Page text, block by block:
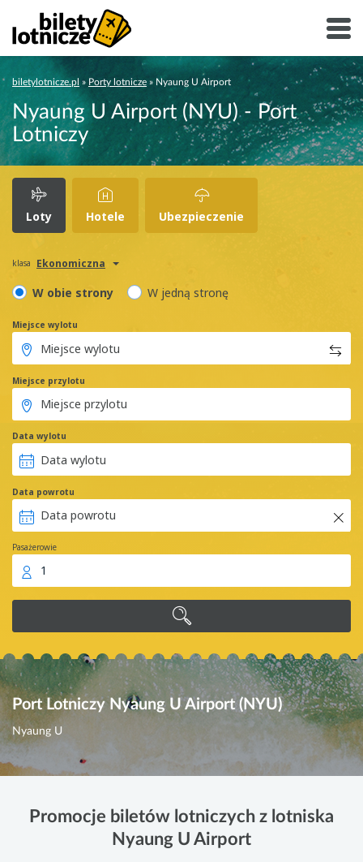
biletylotnicze.pl » Porty lotnicze » Nyaung U Airport
Nyaung U Airport (NYU) - Port
Lotniczy
Loty Hotele Ubezpieczenie
klasa Ekonomiczna
W obie strony W jedną stronę
Miejsce wylotu
Miejsce przylotu
Data wylotu
Data powrotu
Pasażerowie
1
Port Lotniczy Nyaung U Airport (NYU)
Nyaung U
Promocje biletów lotniczych z lotniska
Nyaung U Airport